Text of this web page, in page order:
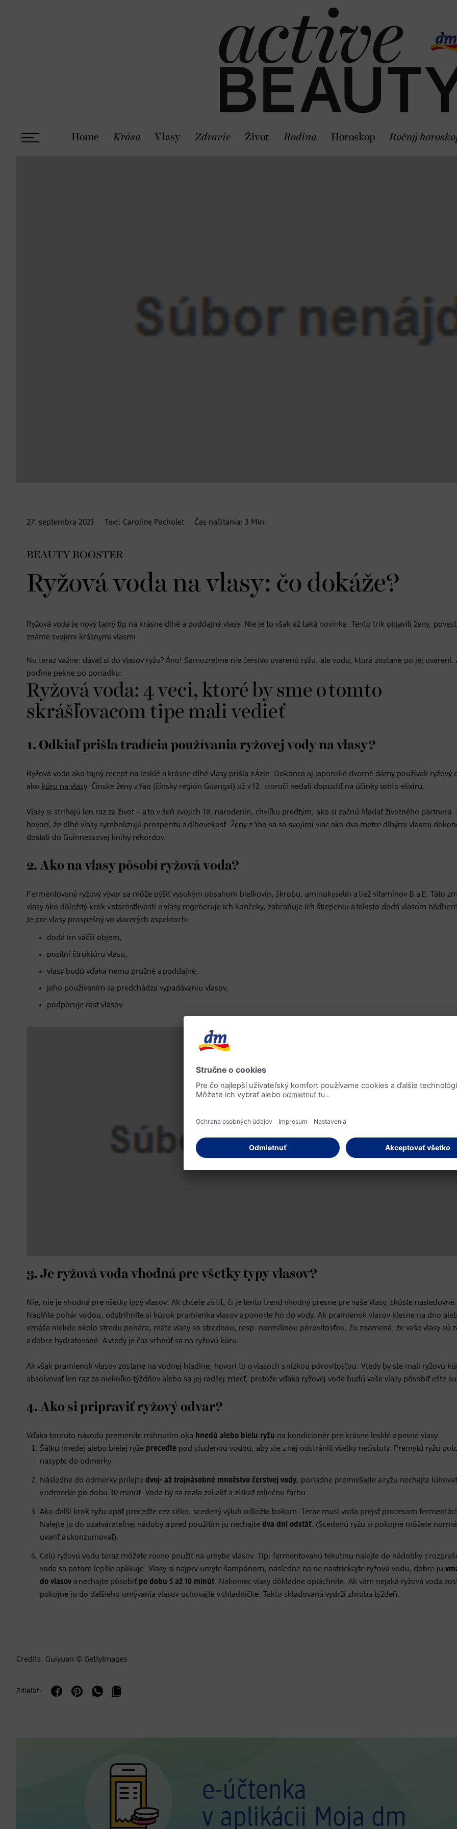
Home Krása Vlasy Zdravie Život Rodina Horoskop Ročný
27. septembra 2021 Text: Caroline Pacholet Čas načítania: 3 Min.
BEAUTY BOOSTER
Ryžová voda na vlasy: čo dokáže?
Ryžová voda je nový tajný tip na krásne dlhé a poddajné vlasy. Nie je to však až taká novinka. Tento trik objavili ženy,
známe svojimi krásnymi vlasmi.
No teraz vážne: dávať si do vlasov ryžu? Áno! Samozrejme nie čerstvo uvarenú ryžu, ale vodu, ktorá zostane po jej uvarení.
poďme pekne po poriadku:
Ryžová voda: 4 veci, ktoré by sme o tomto
skrášľovacom tipe mali vedieť
1. Odkiaľ prišla tradícia používania ryžovej vody na vlasy?
Ryžová voda ako tajný recept na lesklé a krásne dlhé vlasy prišla z Ázie. Dokonca aj japonské dvorné dámy používali ryžový
ako kúru na vlasy. Čínske ženy z Yao (čínsky región Guangxi) už v 12. storočí nedali dopustiť na účinky tohto elixíru.
Vlasy si strihajú len raz za život – a to v deň svojich 18. narodenín, chvíľku predtým, ako si začnú hľadať životného partnera.
hovorí, že dlhé vlasy symbolizujú prosperitu a dlhovekosť. Ženy z Yao sa so svojimi viac ako dva metre dlhými vlasmi
dostali do Guinnessovej knihy rekordov.
2. Ako na vlasy pôsobí ryžová voda?
Fermentovaný ryžový vývar sa môže pýšiť vysokým obsahom bielkovín, škrobu, aminokyselín a tiež vitamínov B a E. Táto
vlasy ako dôležitý krok v starostlivosti o vlasy regeneruje ich končeky, zabraňuje ich štiepeniu a takisto dodá vlasom
Je pre vlasy prospešný vo viacerých aspektoch:
dodá im väčší objem,
posilní štruktúru vlasu,
vlasy budú vďaka nemu pružné a poddajné,
jeho používaním sa predchádza vypadávaniu vlasov,
podporuje rast vlasov.
3. Je ryžová voda vhodná pre všetky typy vlasov?
Nie, nie je vhodná pre všetky typy vlasov! Ak chcete zistiť, či je tento trend vhodný presne pre vaše vlasy, skúste nasledovné.
Naplňte pohár vodou, odstrihnite si kúsok pramienka vlasov a ponorte ho do vody. Ak pramienok vlasov klesne na dno
vznáša niekde okolo stredu pohára, máte vlasy so strednou, resp. normálnou pórovitosťou, čo znamená, že vaše vlasy sú
a dobre hydratované. A vtedy je čas vrhnúť sa na ryžovú kúru.
Ak však pramienok vlasov zostane na vodnej hladine, hovorí to o vlasoch s nízkou pórovitosťou. Vtedy by ste mali ryžovú
absolvovať len raz za niekoľko týždňov alebo sa jej radšej zriecť, pretože vďaka ryžovej vode budú vaše vlasy pôsobiť ešte
4. Ako si pripraviť ryžový odvar?
Vďaka tomuto návodu premeníte mihnutím oka hnedú alebo bielu ryžu na kondicionér pre krásne lesklé a pevné vlasy:
Šálku hnedej alebo bielej ryže preceďte pod studenou vodou, aby ste z nej odstránili všetky nečistoty. Premytú ryžu
nasypte do odmerky.
Následne do odmerky prilejte dvoj- až trojnásobné množstvo čerstvej vody, poriadne premiešajte a ryžu nechajte lúhovať
v odmerke po dobu 30 minút. Voda by sa mala zakaliť a získať mliečnu farbu.
Ako ďalší krok ryžu opäť preceďte cez sitko, scedený výluh odložte bokom. Teraz musí voda prejsť procesom
Nalejte ju do uzatvárateľnej nádoby a pred použitím ju nechajte dva dni odstáť. (Scedenú ryžu si pokojne môžete
uvariť a skonzumovať).
Celú ryžovú vodu teraz môžete rovno použiť na umytie vlasov. Tip: fermentovanú tekutinu nalejte do nádobky s
voda sa potom lepšie aplikuje. Vlasy si najprv umyte šampónom, následne na ne nastriekajte ryžovú vodu, dobre ju
do vlasov a nechajte pôsobiť po dobu 5 až 10 minút. Nakoniec vlasy dôkladne opláchnite. Ak vám nejaká ryžová voda
pokojne ju do ďalšieho umývania vlasov uchovajte v chladničke. Takto skladovaná vydrží zhruba týždeň.
Credits: Guiyuan © GettyImages
Zdieľať: